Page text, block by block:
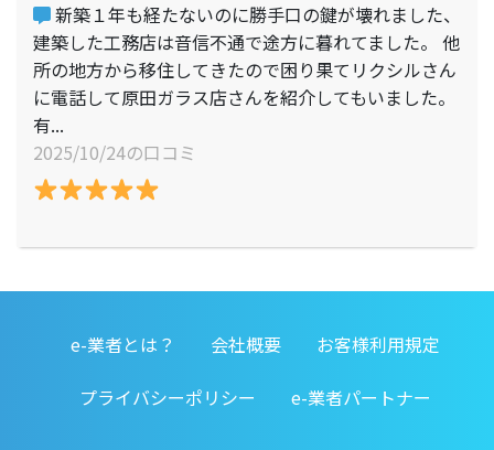
新築１年も経たないのに勝手口の鍵が壊れました、
建築した工務店は音信不通で途方に暮れてました。 他
所の地方から移住してきたので困り果てリクシルさん
に電話して原田ガラス店さんを紹介してもいました。
有...
2025/10/24の口コミ
e-業者とは？ 会社概要
お客様利用規定
プライバシーポリシー
e-業者パートナー